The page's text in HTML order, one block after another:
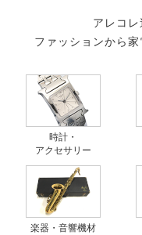
アレコレ
ファッションから
時計・
アクセサリー
楽器・音響機材